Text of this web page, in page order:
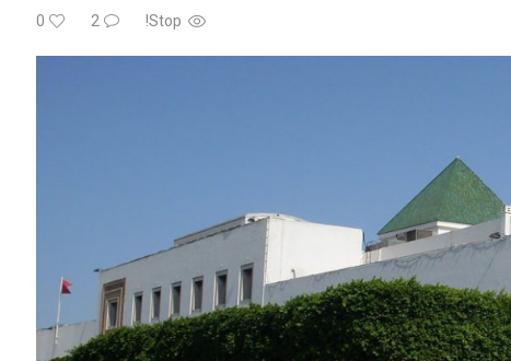
Stop!
2
0